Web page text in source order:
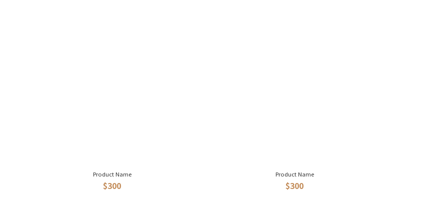
Product Name
$300
Product Name
$300